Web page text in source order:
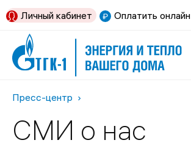
Оплатить онлайн
Личный кабинет
Пресс-центр
СМИ о нас